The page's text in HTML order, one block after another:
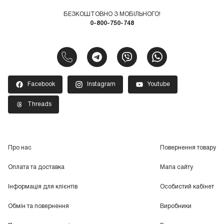
БЕЗКОШТОВНО З МОБІЛЬНОГО!
0-800-750-748
Facebook Instagram Youtube
Threads
Про нас
Оплата та доставка
Інформація для клієнтів
Обмін та повернення
Повернення товару
Мапа сайту
Особистий кабінет
Виробники